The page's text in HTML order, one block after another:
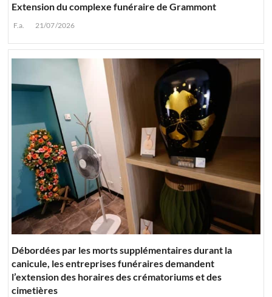
Extension du complexe funéraire de Grammont
F.a. 21/07/2026
Débordées par les morts supplémentaires durant la
canicule, les entreprises funéraires demandent
l’extension des horaires des crématoriums et des
cimetières